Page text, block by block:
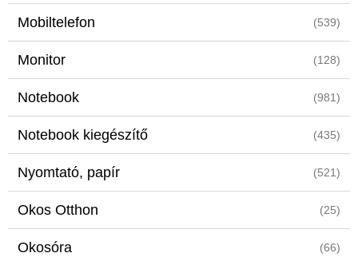
Mobiltelefon (539)
Monitor (128)
Notebook (981)
Notebook kiegészítő (435)
Nyomtató, papír (521)
Okos Otthon (25)
Okosóra (66)